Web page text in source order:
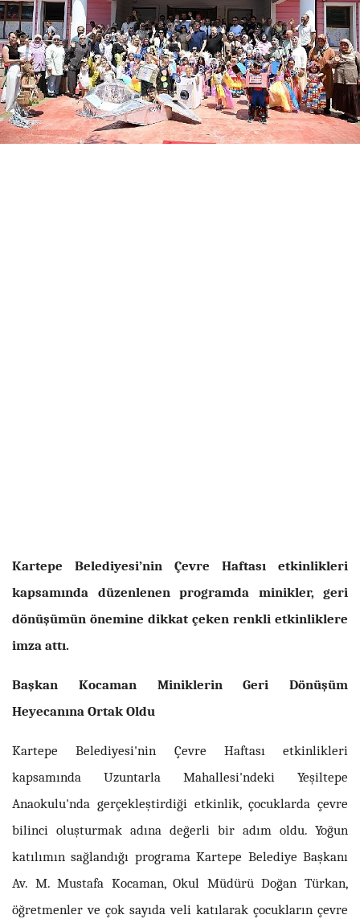
Kartepe Belediyesi’nin Çevre Haftası etkinlikleri
kapsamında düzenlenen programda minikler, geri
dönüşümün önemine dikkat çeken renkli etkinliklere
imza attı.
Başkan Kocaman Miniklerin Geri Dönüşüm
Heyecanına Ortak Oldu
Kartepe Belediyesi'nin Çevre Haftası etkinlikleri
kapsamında Uzuntarla Mahallesi'ndeki Yeşiltepe
Anaokulu'nda gerçekleştirdiği etkinlik, çocuklarda çevre
bilinci oluşturmak adına değerli bir adım oldu. Yoğun
katılımın sağlandığı programa Kartepe Belediye Başkanı
Av. M. Mustafa Kocaman, Okul Müdürü Doğan Türkan,
öğretmenler ve çok sayıda veli katılarak çocukların çevre